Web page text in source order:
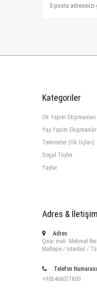
Kategoriler
Ok Yapım Ekipmanları
Yay Yapım Ekipmanları
Temrenler (Ok Uçları)
Dogal Tüyler
Yaylar
Adres & İletişim
Adres
Çınar mah. Mehmet
Maltepe / Istanbul /
Telefon Numarası
+905466077800